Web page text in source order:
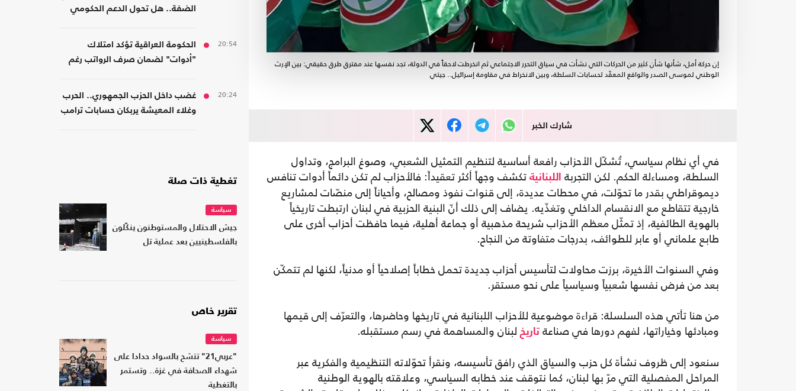
إن حركة أمل، شأنها شأن كثير من الحركات التي نشأت في سياق التحرر الاجتماعي ثم انخرطت لاحقاً في الدولة، تجد نفسها عند مفترق طرق حقيقي: بين الإرث
الوطني لموسى الصدر والواقع المعقّد لحسابات السلطة، وبين الانخراط في مقاومة إسرائيل.. جيتي
شارك الخبر
في أي نظام سياسي، تُشكّل الأحزاب رافعة أساسية لتنظيم التمثيل الشعبي، وصوغ البرامج، وتداول
السلطة، ومساءلة الحكم. لكن التجربة
اللبنانية تكشف وجهاً أكثر تعقيداً: فالأحزاب لم تكن دائماً أدوات تنافس
ديموقراطي بقدر ما تحوّلت، في محطات عديدة، إلى قنوات نفوذ ومصالح، وأحياناً إلى منصّات لمشاريع
خارجية تتقاطع مع الانقسام الداخلي وتغذّيه. يضاف إلى ذلك أنّ البنية الحزبية في لبنان ارتبطت تاريخياً
بالهوية الطائفية، إذ تمثّل معظم الأحزاب شريحة مذهبية أو جماعة أهلية، فيما حافظت أحزاب أخرى على
طابع علماني أو عابر للطوائف، بدرجات متفاوتة من النجاح.
وفي السنوات الأخيرة، برزت محاولات لتأسيس أحزاب جديدة تحمل خطاباً إصلاحياً أو مدنياً، لكنها لم تتمكّن
بعد من فرض نفسها شعبياً وسياسياً على نحو مستقر.
من هنا تأتي هذه السلسلة: قراءة موضوعية للأحزاب اللبنانية في تاريخها وحاضرها، والتعرّف إلى قيمها
ومبادئها وخياراتها، لفهم دورها في صناعة تاريخلبنان والمساهمة في رسم مستقبله.
سنعود إلى ظروف نشأة كل حزب والسياق الذي رافق تأسيسه، ونقرأ تحوّلاته التنظيمية والفكرية عبر
المراحل المفصلية التي مرّ بها لبنان، كما نتوقف عند خطابه السياسي، وعلاقته بالهوية الوطنية
الضفة.. هل تحول الدعم الحكومي
20:54
الحكومة العراقية تؤكد امتلاك
"أدوات" لضمان صرف الرواتب رغم
20:24
غضب داخل الحزب الجمهوري.. الحرب
وغلاء المعيشة يربكان حسابات ترامب
تغطية ذات صلة
سياسة
جيش الاحتلال والمستوطنون ينكّلون
بالفلسطينيين بعد عملية تل
تقرير خاص
سياسة
"عربي21" تتشح بالسواد حدادا على
شهداء الصحافة في غزة.. وتستمر
بالتغطية